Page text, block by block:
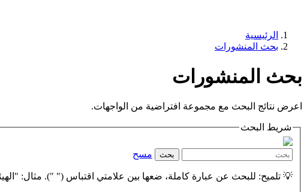
الرئيسية
بحث المنشورات
بحث المنشورات
اعرض نتائج البحث مع مجموعة افتراضية من الواجهات.
شريط البحث
بحث مسح
💡 تلميح: للبحث عن عبارة كاملة، ضعها بين علامتي اقتباس (" "). مثال: